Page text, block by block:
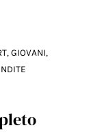
,GIOVANI,